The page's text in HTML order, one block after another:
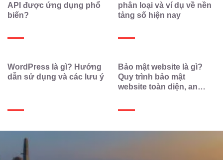
API được ứng dụng phổ
biến?
phân loại và ví dụ về nền
tảng số hiện nay
WordPress là gì? Hướng
dẫn sử dụng và các lưu ý
Bảo mật website là gì?
Quy trình bảo mật
website toàn diện, an